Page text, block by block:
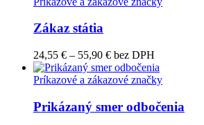
Zákaz státia
24,55 € – 55,90 €Price
range:
24,55 €
55,90 €
bez DPH
Príkazové a zákazové značky
Prikázaný smer odbočenia